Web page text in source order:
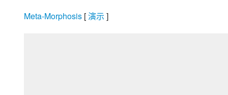
Meta-Morphosis [ 演示 ]